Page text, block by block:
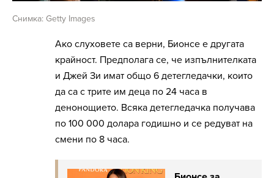
Снимка: Getty Images
Ако слуховете са верни, Бионсе е другата
крайност. Предполага се, че изпълнителката
и Джей Зи имат общо 6 детегледачки, които
да са с трите им деца по 24 часа в
денонощието. Всяка детегледачка получава
по 100 000 долара годишно и се редуват на
смени по 8 часа.